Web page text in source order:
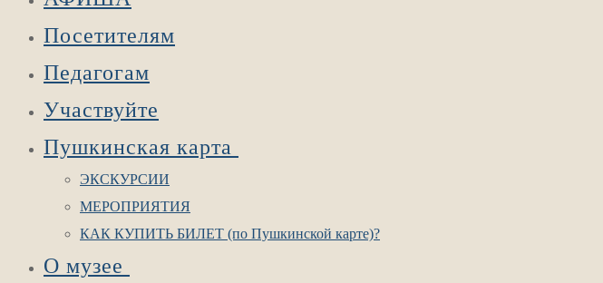
Посетителям
Педагогам
Участвуйте
Пушкинская карта
ЭКСКУРСИИ
МЕРОПРИЯТИЯ
КАК КУПИТЬ БИЛЕТ (по Пушкинской карте)?
О музее